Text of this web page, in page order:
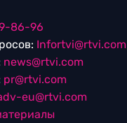
86-96
Infortvi@rtvi.com
news@rtvi.com
pr@rtvi.com
eu@rtvi.com